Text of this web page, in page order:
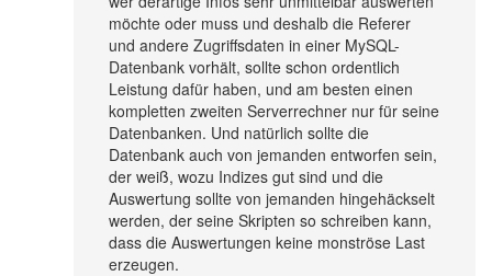
möchte oder muss und deshalb die Referer
und andere Zugriffsdaten in einer MySQL-
Datenbank vorhält, sollte schon ordentlich
Leistung dafür haben, und am besten einen
kompletten zweiten Serverrechner nur für seine
Datenbanken. Und natürlich sollte die
Datenbank auch von jemanden entworfen sein,
der weiß, wozu Indizes gut sind und die
Auswertung sollte von jemanden hingehäckselt
werden, der seine Skripten so schreiben kann,
dass die Auswertungen keine monströse Last
erzeugen.